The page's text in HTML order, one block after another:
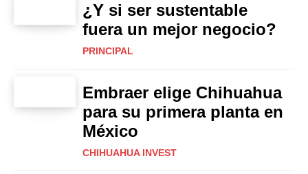
¿Y si ser sustentable
fuera un mejor negocio?
PRINCIPAL
Embraer elige Chihuahua
para su primera planta en
México
CHIHUAHUA INVEST